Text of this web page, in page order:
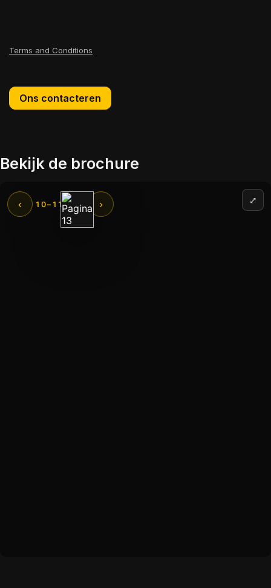
Terms and Conditions
Ons contacteren
Bekijk de brochure